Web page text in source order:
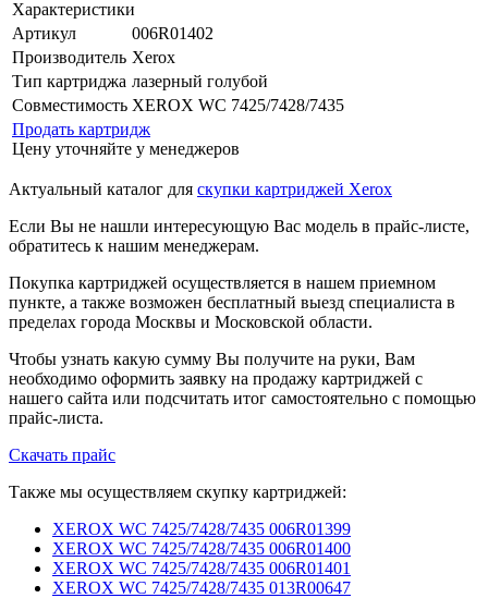
Характеристики
Артикул
006R01402
Производитель Xerox
Тип картриджа лазерный голубой
Совместимость XEROX WC 7425/7428/7435
Продать картридж
Цену уточняйте у менеджеров
Актуальный каталог для скупки картриджей Xerox
Если Вы не нашли интересующую Вас модель в прайс-листе,
обратитесь к нашим менеджерам.
Покупка картриджей осуществляется в нашем приемном
пункте, а также возможен бесплатный выезд специалиста в
пределах города Москвы и Московской области.
Чтобы узнать какую сумму Вы получите на руки, Вам
необходимо оформить заявку на продажу картриджей с
нашего сайта или подсчитать итог самостоятельно с помощью
прайс-листа.
Скачать прайс
Также мы осуществляем скупку картриджей:
XEROX WC 7425/7428/7435 006R01399
XEROX WC 7425/7428/7435 006R01400
XEROX WC 7425/7428/7435 006R01401
XEROX WC 7425/7428/7435 013R00647